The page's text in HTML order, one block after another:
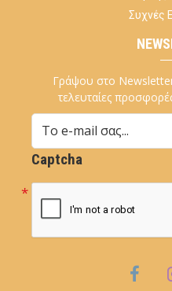
Συχνές
Γράψου στο Newsletter
τελευταίες
Captcha